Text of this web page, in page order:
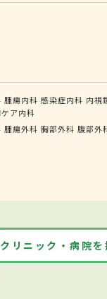
腫瘍内科 感染症内科 内視
ア内科
腫瘍外科 胸部外科 腹部外
クリニック・病院を